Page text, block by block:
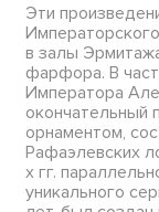
Эти
в залы
фарфора. В
Императора
окончательный
орнаментом,
Рафаэлевских
х гг.
уникального